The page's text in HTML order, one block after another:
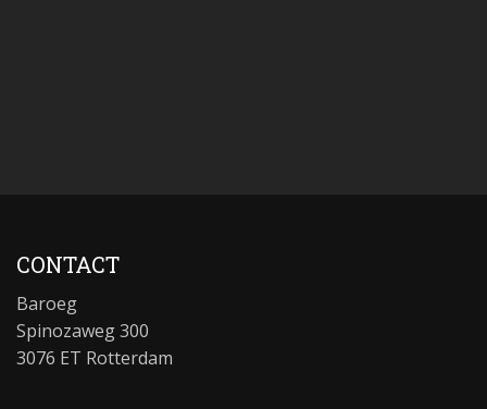
CONTACT
Baroeg
Spinozaweg 300
3076 ET Rotterdam